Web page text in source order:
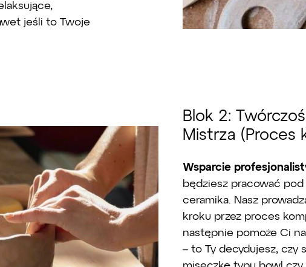
jeśli to Twoje
Blok 2:
Mistrza (Proces
Wsparcie
będziesz pracować
ceramika. Nasz
kroku przez proces
następnie pomoże Ci
– to Ty decydujesz, czy